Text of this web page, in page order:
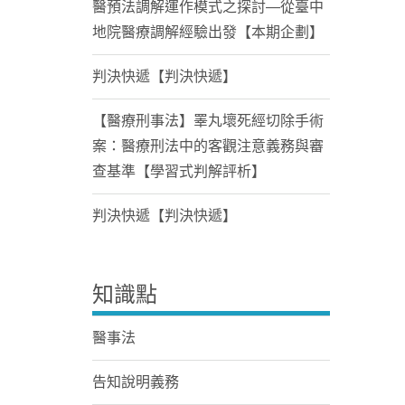
醫預法調解運作模式之探討—從臺中
地院醫療調解經驗出發【本期企劃】
判決快遞【判決快遞】
【醫療刑事法】睪丸壞死經切除手術
案：醫療刑法中的客觀注意義務與審
查基準【學習式判解評析】
判決快遞【判決快遞】
知識點
醫事法
告知說明義務